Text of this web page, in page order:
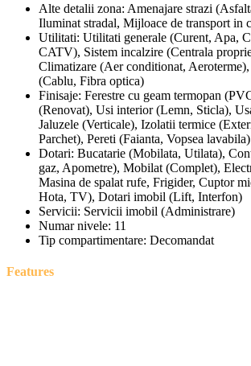
Alte detalii zona: Amenajare strazi
Iluminat stradal, Mijloace de transport in
Utilitati: Utilitati generale (Curent, Apa,
CATV), Sistem incalzire (Centrala
Climatizare (Aer conditionat,
(Cablu, Fibra optica)
Finisaje: Ferestre cu geam termopan
(Renovat), Usi interior (Lemn, Sticla),
Jaluzele (Verticale), Izolatii termice
Parchet), Pereti (Faianta, Vopsea lavabila)
Dotari: Bucatarie (Mobilata, Utilata),
gaz, Apometre), Mobilat (Complet),
Masina de spalat rufe, Frigider, Cuptor
Hota, TV), Dotari imobil (Lift, Interfon)
Servicii: Servicii imobil (Administrare)
Numar nivele: 11
Tip compartimentare: Decomandat
Features